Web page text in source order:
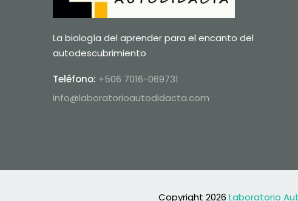
La biología del aprender para el encanto del
autodescubrimiento
Teléfono: +506 7016-069731
info@laboratorioautodidacta.com
Copyright 2026 Laboratorio